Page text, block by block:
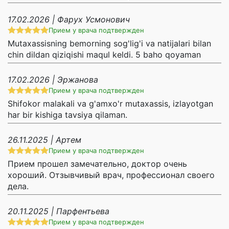
17.02.2026 | Фарух Усмонович
Прием у врача подтвержден
Mutaxassisning bemorning sog'lig'i va natijalari bilan
chin dildan qiziqishi maqul keldi. 5 baho qoyaman
17.02.2026 | Эржанова
Прием у врача подтвержден
Shifokor malakali va g'amxo'r mutaxassis, izlayotgan
har bir kishiga tavsiya qilaman.
26.11.2025 | Артем
Прием у врача подтвержден
Прием прошел замечательно, доктор очень
хороший. Отзывчивый врач, профессионал своего
дела.
20.11.2025 | Парфентьева
Прием у врача подтвержден